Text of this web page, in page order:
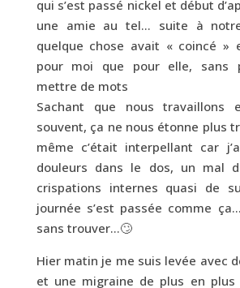
qui s’est passé nickel et début
une amie au tel… suite à
quelque chose avait « coincé »
pour moi que pour elle, sans
mettre de mots
Sachant que nous travaillons
souvent, ça ne nous étonne plus
même c’était interpellant car
douleurs dans le dos, un mal
crispations internes quasi de
journée s’est passée comme
sans trouver…🙄
Hier matin je me suis levée avec
et une migraine de plus en plus